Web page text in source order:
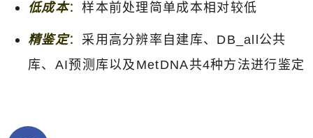
低成本：样本前处理简单成本相对较低
精鉴定：采用高分辨率自建库、DB_all公共
库、AI预测库以及MetDNA共4种方法进行鉴定